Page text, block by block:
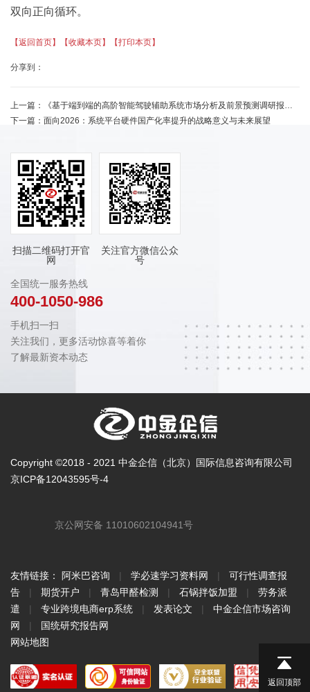
双向正向循环。
【返回首页】 【收藏本页】 【打印本页】
分享到：
上一篇：
《基于端到端的高阶智能驾驶辅助系统市场分析及前景预测调研报告》
下一篇： 面向2026：系统平台硬件国产化率提升的战略意义与未来展望
扫描二维码打开官
网
关注官方微信公众
号
全国统一服务热线
400-1050-986
手机扫一扫
关注我们，更多活动惊喜等着你
了解最新资本动态
Copyright ©2018 - 2021 中金企信（北京）国际信息咨询有限公司
京ICP备12043595号-4
京公网安备 11010602104941号
友情链接： 阿米巴咨询 | 学必速学习资料网 |
可行性调查报
告
| 期货开户 | 青岛甲醛检测 | 石锅拌饭加盟 |
劳务派
遣
| 专业跨境电商erp系统 | 发表论文 |
中金企信市场咨询
网
|
国统研究报告网
网站地图
返回顶部